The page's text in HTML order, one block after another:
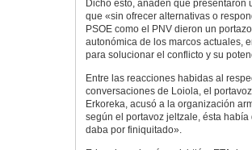
Dicho esto, añaden que presentaron
que «sin ofrecer alternativas o
PSOE como el PNV dieron un
autonómica de los marcos actuales,
para solucionar el conflicto y su
Entre las reacciones habidas al
conversaciones de Loiola, el
Erkoreka, acusó a la organización
según el portavoz jeltzale, ésta
daba por finiquitado».